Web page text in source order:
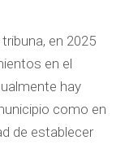
en 2025
en el
hay
como en
de establecer